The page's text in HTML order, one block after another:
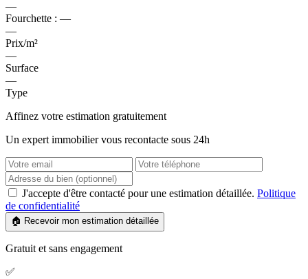
—
Fourchette : —
—
Prix/m²
—
Surface
—
Type
Affinez votre estimation gratuitement
Un expert immobilier vous recontacte sous 24h
J'accepte d'être contacté pour une estimation détaillée. Politique
de confidentialité
🏠 Recevoir mon estimation détaillée
Gratuit et sans engagement
✅